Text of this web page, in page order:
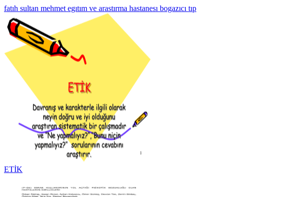
fatıh sultan mehmet egıtım ve arastırma hastanesı bogazıcı tıp
ETİK